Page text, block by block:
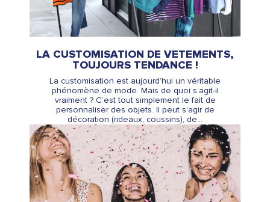
LA CUSTOMISATION DE VETEMENTS,
TOUJOURS TENDANCE !
La customisation est aujourd’hui un véritable
phénomène de mode. Mais de quoi s’agit-il
vraiment ? C’est tout simplement le fait de
personnaliser des objets. Il peut s’agir de
décoration (rideaux, coussins), de...